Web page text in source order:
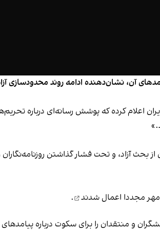
آن، نشان‌دهنده ادامه روند محدودسازی
اعلام کرده که پوشش رسانه‌ای درباره
بحث آزاد، و تحت فشار گذاشتن روزنامه‌نگاران
مجددا اعمال شدند .
و منتقدان را برای سکوت درباره پیامدهای